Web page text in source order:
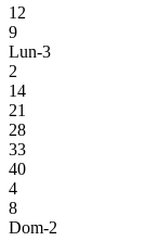
12
9
Lun-3
2
14
21
28
33
40
4
8
Dom-2